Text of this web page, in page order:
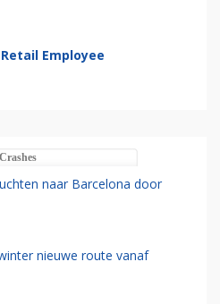
Retail Employee
Crashes
naar Barcelona door
nieuwe route vanaf